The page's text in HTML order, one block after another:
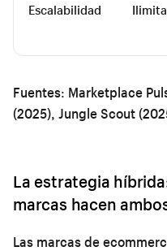
Escalabilidad
Fuentes: Marketplace
(2025), Jungle Scout
La estrategia
marcas hacen
Las marcas de